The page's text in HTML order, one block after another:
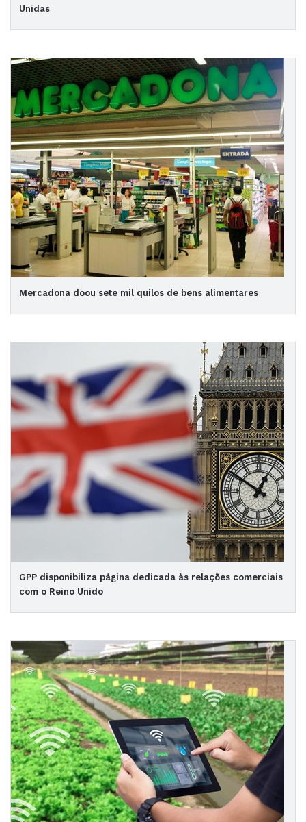
Unidas
Mercadona doou sete mil quilos de bens alimentares
GPP disponibiliza página dedicada às relações comerciais
com o Reino Unido